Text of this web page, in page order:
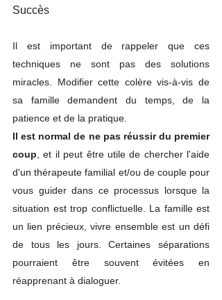
Succès
Il est important de rappeler que ces
techniques ne sont pas des solutions
miracles. Modifier cette colère vis-à-vis de
sa famille demandent du temps, de la
patience et de la pratique.
Il est normal de ne pas réussir du premier
coup , et il peut être utile de chercher l'aide
d'un thérapeute familial et/ou de couple pour
vous guider dans ce processus lorsque la
situation est trop conflictuelle. La famille est
un lien précieux, vivre ensemble est un défi
de tous les jours. Certaines séparations
pourraient être souvent évitées en
réapprenant à dialoguer.